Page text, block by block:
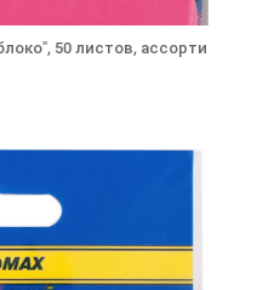
50 листов, ассорти